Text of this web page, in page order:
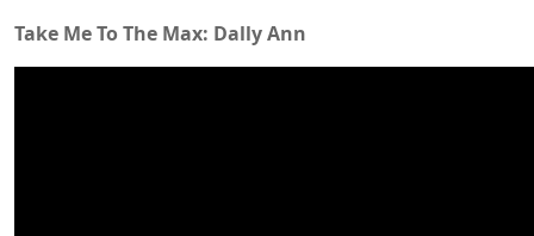
Take Me To The Max: Dally Ann